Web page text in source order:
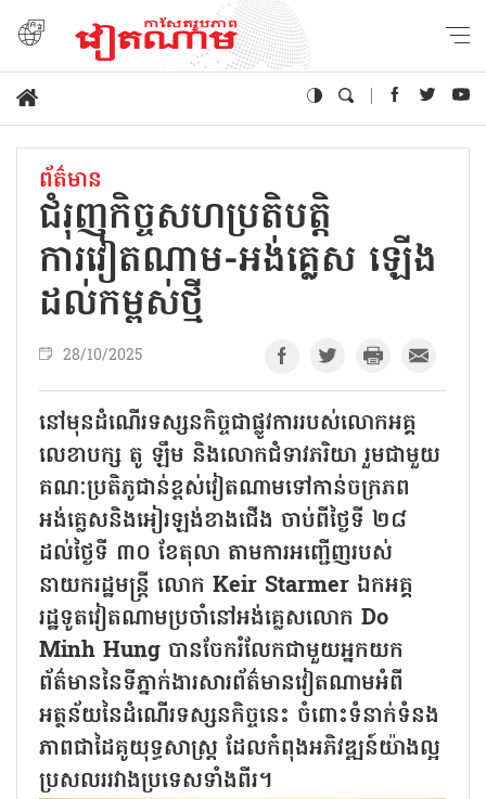
ព័ត៌មាន
ជំរុញកិច្ចសហប្រតិបត្តិ
ការវៀតណាម-អង់គ្លេស ឡើង
ដល់កម្ពស់ថ្មី
28/10/2025
នៅមុនដំណើរទស្សនកិច្ចជាផ្លូវការរបស់លោកអគ្គ
លេខាបក្ស តូ ឡឹម និងលោកជំទាវភរិយា រួមជាមួយ
គណៈប្រតិភូជាន់ខ្ពស់វៀតណាមទៅកាន់ចក្រភព
អង់គ្លេសនិងអៀរឡង់ខាងជើង ចាប់ពីថ្ងៃទី ២៨
ដល់ថ្ងៃទី ៣០ ខែតុលា តាមការអញ្ជើញរបស់
នាយករដ្ឋមន្ត្រី លោក Keir Starmer ឯកអគ្គ
រដ្ឋទូតវៀតណាមប្រចាំនៅអង់គ្លេសលោក Do
Minh Hung បានចែករំលែកជាមួយអ្នកយក
ព័ត៌មាននៃទីភ្នាក់ងារសារព័ត៌មានវៀតណាមអំពី
អត្ថន័យនៃដំណើរទស្សនកិច្ចនេះ ចំពោះទំនាក់ទំនង
ភាពជាដៃគូយុទ្ធសាស្ត្រ ដែលកំពុងអភិវឌ្ឍន៍យ៉ាងល្អ
ប្រសលររវាងប្រទេសទាំងពីរ។